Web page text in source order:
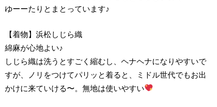
ゆーーたりとまとっています♪
【着物】浜松しじら織
綿麻が心地よい♪
しじら織は洗うとすごく縮むし、ヘナヘナになりやすいで
すが、ノリをつけてパリッと着ると、ミドル世代でもお出
かけに来ていける〜。無地は使いやすい